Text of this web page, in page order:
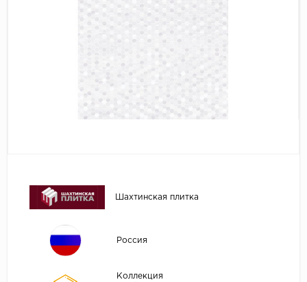
Шахтинская плитка
Россия
Коллекция